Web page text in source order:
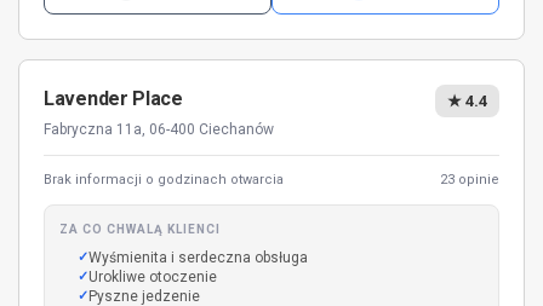
Lavender Place
Fabryczna 11a, 06-400 Ciechanów
★ 4.4
Brak informacji o godzinach otwarcia 23 opinie
ZA CO CHWALĄ KLIENCI
Wyśmienita i serdeczna obsługa
Urokliwe otoczenie
Pyszne jedzenie